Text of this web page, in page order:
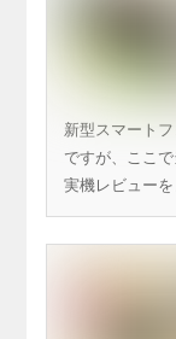
新型スマート
ですが、ここ
実機レビュー